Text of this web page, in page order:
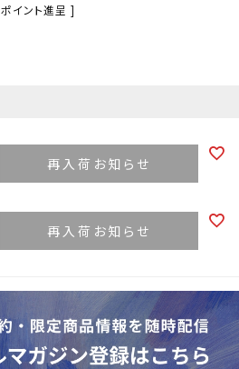
ポイント進呈 ]
再入荷お知らせ
再入荷お知らせ